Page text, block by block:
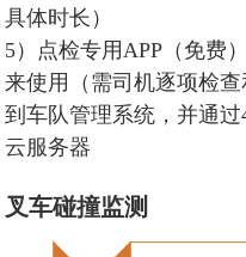
具体时长）
5）点检专用APP（免费
来使用（需司机逐项检
到车队管理系统，并通
云服务器
叉车碰撞监测